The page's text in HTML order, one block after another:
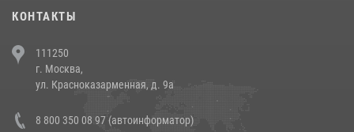
напавших на бригаду скорой помощи (видео)
14 июля 2026, 12:20
В Росгвардии прошла военно-научная конференция по обобщению
боевого опыта
КОНТАКТЫ
111250
г. Москва,
ул. Красноказарменная, д. 9а
8 800 350 08 97 (автоинформатор)